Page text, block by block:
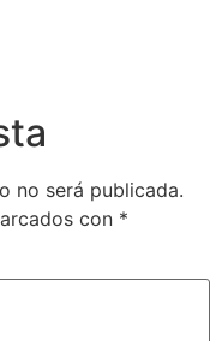
no será publicada.
con *